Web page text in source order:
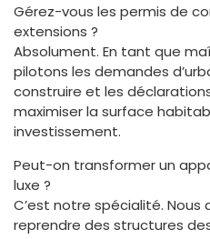
Gérez-vous les permis de
extensions ?
Absolument. En tant que
pilotons les demandes
construire et les
maximiser la surface
investissement.
Peut-on transformer un
luxe ?
C’est notre spécialité. Nous
reprendre des structures